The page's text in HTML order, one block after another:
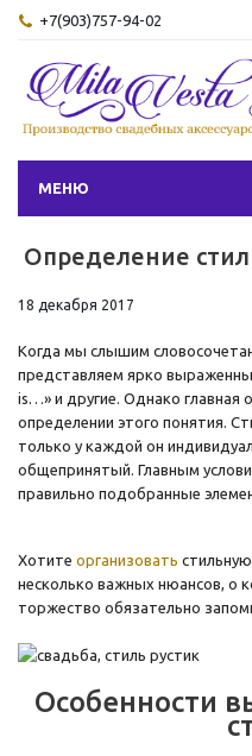
+7(903)757-94-02
МЕНЮ
Определение
18 декабря 2017
Когда мы слышим
представляем ярко
is…» и другие. Однако главная
определении этого понятия.
только у каждой он
общепринятый. Главным
правильно подобранные
Хотите организовать
несколько важных нюансов, о
торжество обязательно
Особенности